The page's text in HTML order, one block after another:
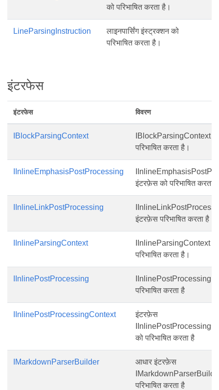
को परिभाषित करता है।
LineParsingInstruction
लाइनपार्सिंग इंस्ट्रक्शन को
परिभाषित करता है।
इंटरफेस
इंटरफेस विवरण
IBlockParsingContext
IBlockParsingContext
परिभाषित करता है।
IInlineEmphasisPostProcessing
इंटरफ़ेस को परिभाषित करता
IInlineLinkPostProcessing
इंटरफ़ेस परिभाषित करता है।
IInlineParsingContext
IInlineParsingContext
परिभाषित करता है।
IInlinePostProcessing
IInlinePostProcessing
परिभाषित करता है
IInlinePostProcessingContext
इंटरफ़ेस
को परिभाषित करता है
IMarkdownParserBuilder
आधार इंटरफ़ेस
परिभाषित करता है